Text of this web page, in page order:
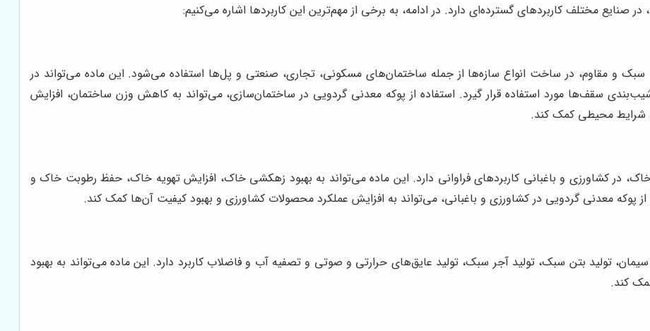
صنایع مختلف کاربردهای گسترده‌ای دارد. در ادامه، به برخی از مهم‌ترین این کاربردها اشاره می‌کنیم:
و مقاوم، در ساخت انواع سازه‌ها از جمله ساختمان‌های مسکونی، تجاری، صنعتی و پل‌ها استفاده می‌شود. این ماده می‌تواند در
سقف‌ها مورد استفاده قرار گیرد. استفاده از پوکه معدنی گردویی در ساختمان‌سازی، می‌تواند به کاهش وزن ساختمان، افزایش
شرایط محیطی کمک کند.
در کشاورزی و باغبانی کاربردهای فراوانی دارد. این ماده می‌تواند به بهبود زهکشی خاک، افزایش تهویه خاک، حفظ رطوبت خاک و
پوکه معدنی گردویی در کشاورزی و باغبانی، می‌تواند به افزایش عملکرد محصولات کشاورزی و بهبود کیفیت آن‌ها کمک کند.
تولید بتن سبک، تولید آجر سبک، تولید عایق‌های حرارتی و صوتی و تصفیه آب و فاضلاب کاربرد دارد. این ماده می‌تواند به بهبود
کند.